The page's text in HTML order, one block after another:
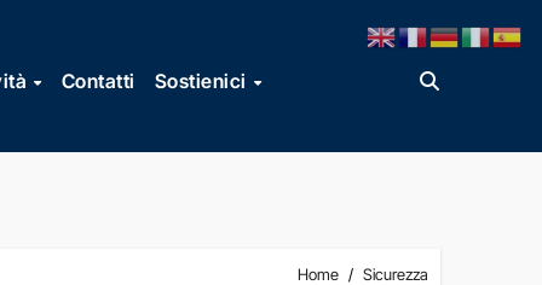
Contatti Sostienici
Home Sicurezza